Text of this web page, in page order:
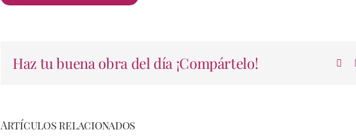
Haz tu buena obra del día ¡Compártelo!
Artículos relacionados